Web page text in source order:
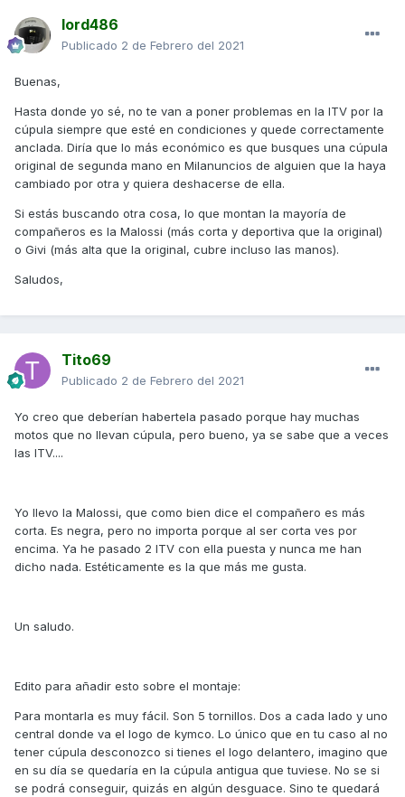
lord486
Publicado 2 de Febrero del 2021
Buenas,
Hasta donde yo sé, no te van a poner problemas en la ITV por la
cúpula siempre que esté en condiciones y quede correctamente
anclada. Diría que lo más económico es que busques una cúpula
original de segunda mano en Milanuncios de alguien que la haya
cambiado por otra y quiera deshacerse de ella.
Si estás buscando otra cosa, lo que montan la mayoría de
compañeros es la Malossi (más corta y deportiva que la original)
o Givi (más alta que la original, cubre incluso las manos).
Saludos,
Tito69
Publicado 2 de Febrero del 2021
Yo creo que deberían habertela pasado porque hay muchas
motos que no llevan cúpula, pero bueno, ya se sabe que a veces
las ITV....
Yo llevo la Malossi, que como bien dice el compañero es más
corta. Es negra, pero no importa porque al ser corta ves por
encima. Ya he pasado 2 ITV con ella puesta y nunca me han
dicho nada. Estéticamente es la que más me gusta.
Un saludo.
Edito para añadir esto sobre el montaje:
Para montarla es muy fácil. Son 5 tornillos. Dos a cada lado y uno
central donde va el logo de kymco. Lo único que en tu caso al no
tener cúpula desconozco si tienes el logo delantero, imagino que
en su día se quedaría en la cúpula antigua que tuviese. No se si
se podrá conseguir, quizás en algún desguace. Sino te quedará